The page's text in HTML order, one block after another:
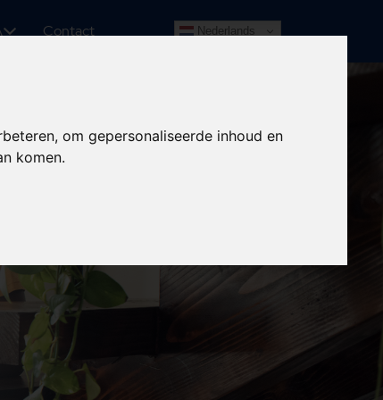
om gepersonaliseerde inhoud en
komen.
Contact Nederlands